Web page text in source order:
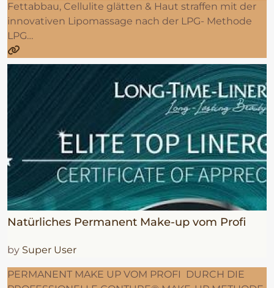
Fettabbau, Cellulite glätten & Haut straffen mit der
innovativen Lipomassage nach der LPG- Methode
LPG…
Natürliches Permanent Make-up vom Profi
by Super User
PERMANENT MAKE UP VOM PROFI DURCH DIE